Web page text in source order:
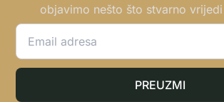
objavimo nešto što stvarno
PREUZMI